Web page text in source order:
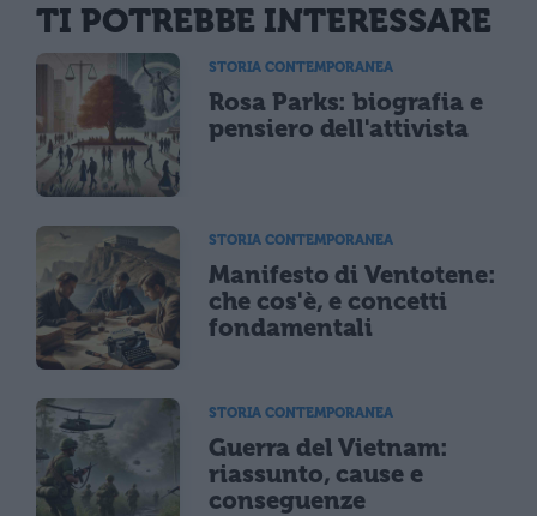
TI POTREBBE INTERESSARE
STORIA CONTEMPORANEA
Rosa Parks: biografia e
pensiero dell'attivista
STORIA CONTEMPORANEA
Manifesto di Ventotene:
che cos'è, e concetti
fondamentali
STORIA CONTEMPORANEA
Guerra del Vietnam:
riassunto, cause e
conseguenze